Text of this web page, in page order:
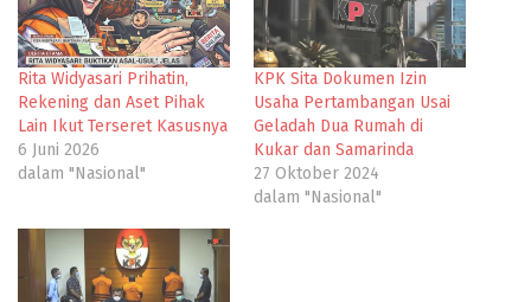
Rita Widyasari Prihatin,
Rekening dan Aset Pihak
Lain Ikut Terseret Kasusnya
6 Juni 2026
dalam "Nasional"
KPK Sita Dokumen Izin
Usaha Pertambangan Usai
Geladah Dua Rumah di
Kukar dan Samarinda
27 Oktober 2024
dalam "Nasional"